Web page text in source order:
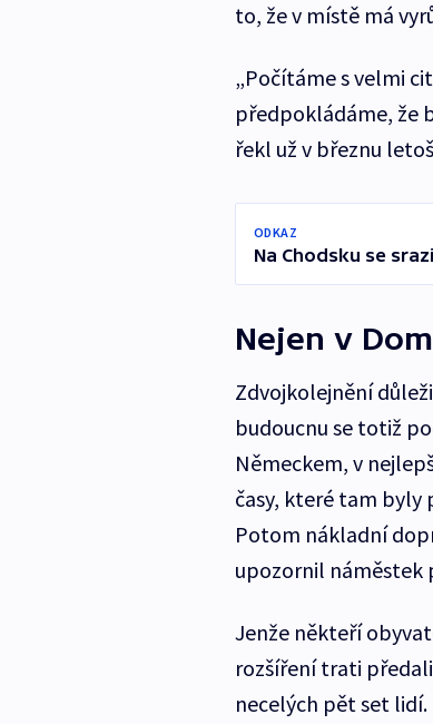
to, že v místě má
„Počítáme s velmi
předpokládáme, že
řekl už v březnu
ODKAZ
Na Chodsku se
Nejen v
Zdvojkolejnění
budoucnu se totiž
Německem, v
časy, které tam byly
Potom nákladní
upozornil náměstek
Jenže někteří
rozšíření trati
necelých pět set